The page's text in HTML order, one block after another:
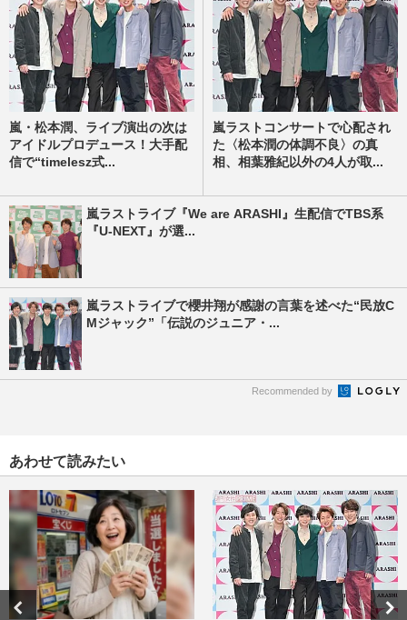
嵐・松本潤、ライブ演出の次は
アイドルプロデュース！大手配
信で“timelesz式...
嵐ラストコンサートで心配され
た〈松本潤の体調不良〉の真
相、相葉雅紀以外の4人が取...
嵐ラストライブ『We are ARASHI』生配信でTBS系
『U-NEXT』が選...
嵐ラストライブで櫻井翔が感謝の言葉を述べた“民放C
Mジャック”「伝説のジュニア・...
Recommended by
あわせて読みたい